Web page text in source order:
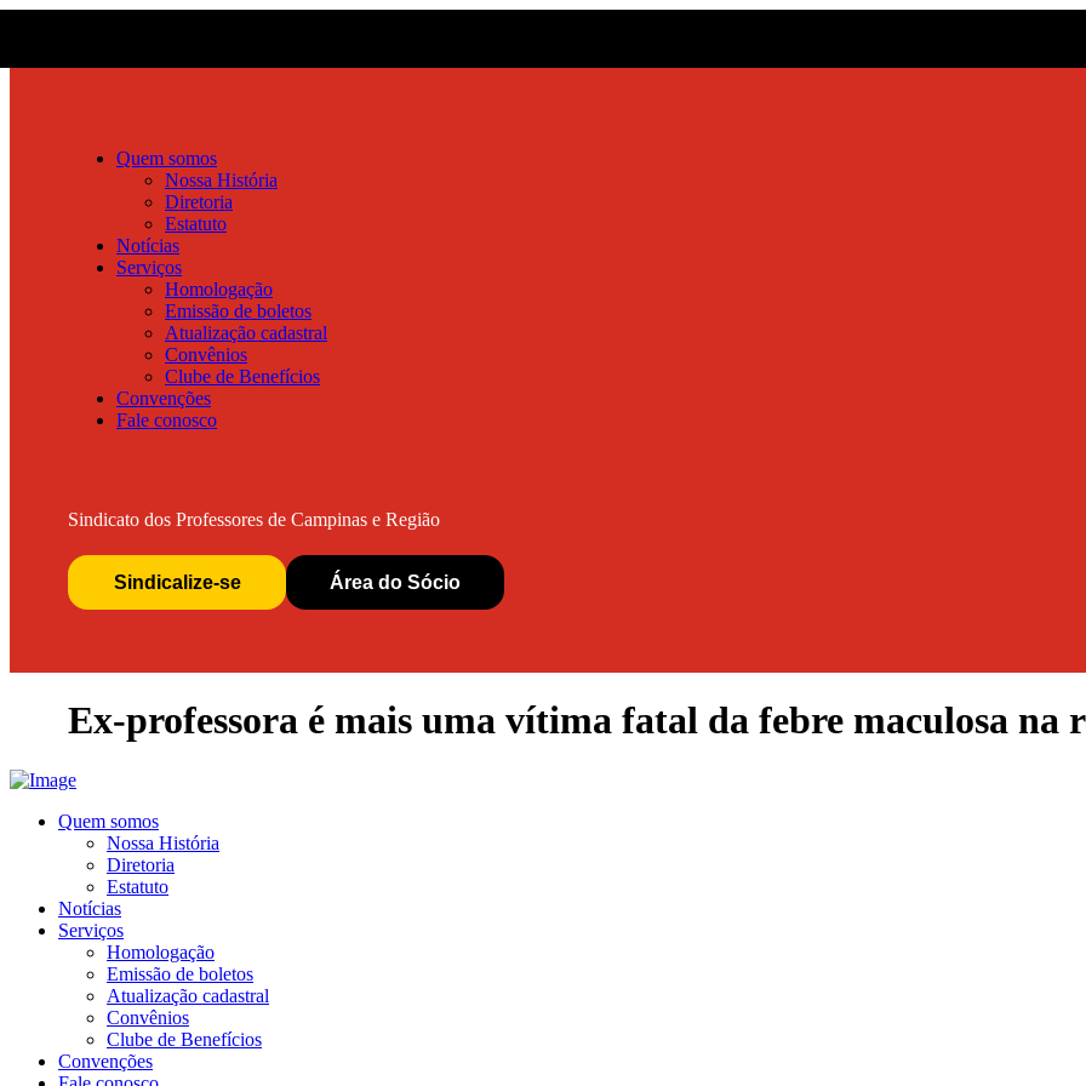
Quem somos
Nossa História
Diretoria
Estatuto
Notícias
Serviços
Homologação
Emissão de boletos
Atualização cadastral
Convênios
Clube de Benefícios
Convenções
Fale conosco
Sindicato dos Professores de Campinas e Região
Sindicalize-se Área do Sócio
Ex-professora é mais uma vítima fatal da febre maculosa na
Quem somos
Nossa História
Diretoria
Estatuto
Notícias
Serviços
Homologação
Emissão de boletos
Atualização cadastral
Convênios
Clube de Benefícios
Convenções